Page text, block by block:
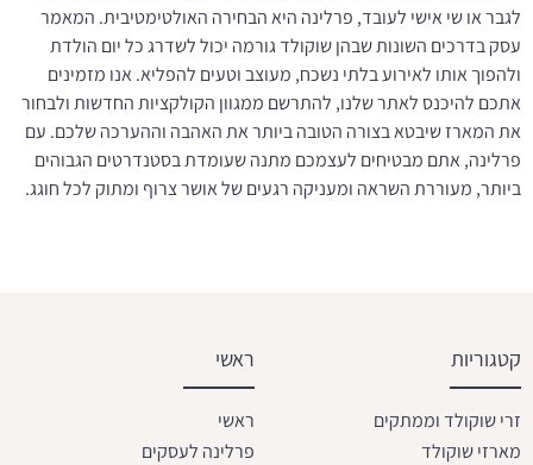
לגבר או שי אישי לעובד, פרלינה היא הבחירה האולטימטיבית. המאמר
עסק בדרכים השונות שבהן שוקולד גורמה יכול לשדרג כל יום הולדת
ולהפוך אותו לאירוע בלתי נשכח, מעוצב וטעים להפליא. אנו מזמינים
אתכם להיכנס לאתר שלנו, להתרשם ממגוון הקולקציות החדשות ולבחור
את המארז שיבטא בצורה הטובה ביותר את האהבה וההערכה שלכם. עם
פרלינה, אתם מבטיחים לעצמכם מתנה שעומדת בסטנדרטים הגבוהים
ביותר, מעוררת השראה ומעניקה רגעים של אושר צרוף ומתוק לכל חוגג.
קטגוריות
זרי שוקולד וממתקים
מארזי שוקולד
ראשי
ראשי
פרלינה לעסקים